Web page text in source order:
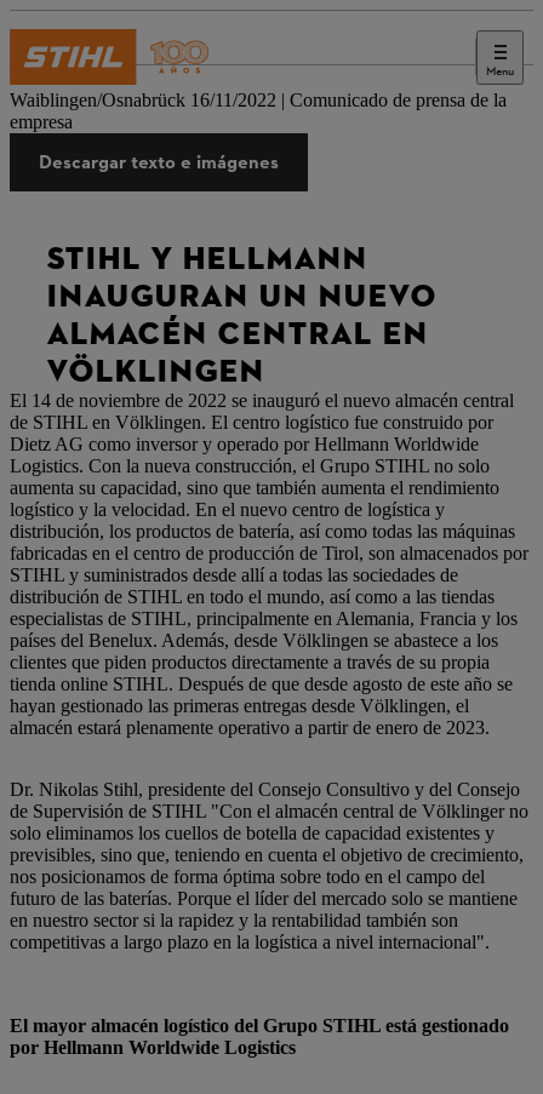
Menu
Prensa
Waiblingen/Osnabrück 16/11/2022 | Comunicado de prensa de la
empresa
Descargar texto e imágenes
STIHL Y HELLMANN
INAUGURAN UN NUEVO
ALMACÉN CENTRAL EN
VÖLKLINGEN
El 14 de noviembre de 2022 se inauguró el nuevo almacén central
de STIHL en Völklingen. El centro logístico fue construido por
Dietz AG como inversor y operado por Hellmann Worldwide
Logistics. Con la nueva construcción, el Grupo STIHL no solo
aumenta su capacidad, sino que también aumenta el rendimiento
logístico y la velocidad. En el nuevo centro de logística y
distribución, los productos de batería, así como todas las máquinas
fabricadas en el centro de producción de Tirol, son almacenados por
STIHL y suministrados desde allí a todas las sociedades de
distribución de STIHL en todo el mundo, así como a las tiendas
especialistas de STIHL, principalmente en Alemania, Francia y los
países del Benelux. Además, desde Völklingen se abastece a los
clientes que piden productos directamente a través de su propia
tienda online STIHL. Después de que desde agosto de este año se
hayan gestionado las primeras entregas desde Völklingen, el
almacén estará plenamente operativo a partir de enero de 2023.
Dr. Nikolas Stihl, presidente del Consejo Consultivo y del Consejo
de Supervisión de STIHL "Con el almacén central de Völklinger no
solo eliminamos los cuellos de botella de capacidad existentes y
previsibles, sino que, teniendo en cuenta el objetivo de crecimiento,
nos posicionamos de forma óptima sobre todo en el campo del
futuro de las baterías. Porque el líder del mercado solo se mantiene
en nuestro sector si la rapidez y la rentabilidad también son
competitivas a largo plazo en la logística a nivel internacional".
El mayor almacén logístico del Grupo STIHL está gestionado
por Hellmann Worldwide Logistics